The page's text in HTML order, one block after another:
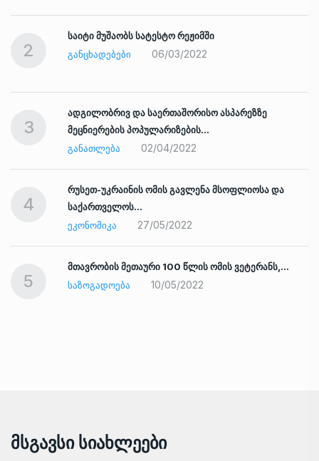
2
საიტი მუშაობს სატესტო რეჟიმში
ᲒᲐᲜᲪᲮᲐᲓᲔᲑᲔᲑᲘ
06/03/2022
3
ადგილობრივ და საერთაშორისო ასპარეზზე
მეცნიერების პოპულარიზების…
ᲒᲐᲜᲐᲗᲚᲔᲑᲐ
02/04/2022
4
რუსეთ-უკრაინის ომის გავლენა მსოფლიოსა და
საქართველოს…
ᲔᲙᲝᲜᲝᲛᲘᲙᲐ
27/05/2022
5
მთავრობის მეთაური 100 წლის ომის ვეტერანს,…
ᲡᲐᲖᲝᲒᲐᲓᲝᲔᲑᲐ
10/05/2022
Მსგავსი Სიახლეები